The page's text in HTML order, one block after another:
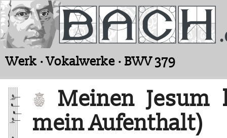
Werk · Vokalwerke · BWV 379
Meinen
mein Aufenthalt)